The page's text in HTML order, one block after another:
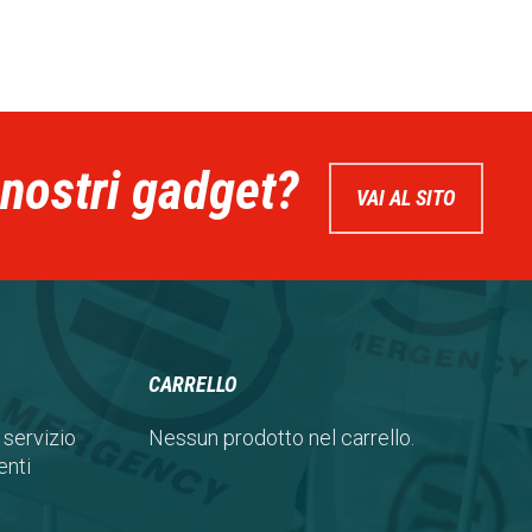
gadget? VAI AL SITO
CARRELLO
Nessun prodotto nel carrello.